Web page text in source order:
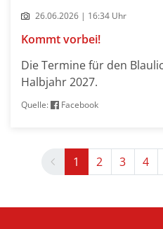
26.06.2026 | 16:34 Uhr
Kommt vorbei!
Die Termine für den
Halbjahr 2027.
Quelle: Facebook
Previous
1 2 3 4